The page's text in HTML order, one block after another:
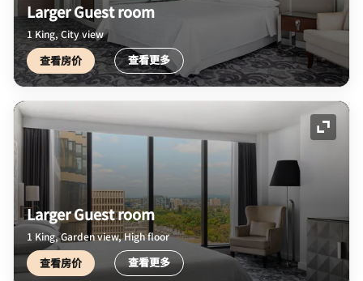
Larger Guest room
1 King, City view
查看房价 查看更多
展开
Larger Guest room
1 King, Garden view, High floor
查看房价 查看更多